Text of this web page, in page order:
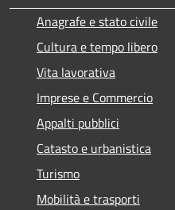
Anagrafe e stato civile
Cultura e tempo libero
Vita lavorativa
Imprese e Commercio
Appalti pubblici
Catasto e urbanistica
Turismo
Mobilità e trasporti